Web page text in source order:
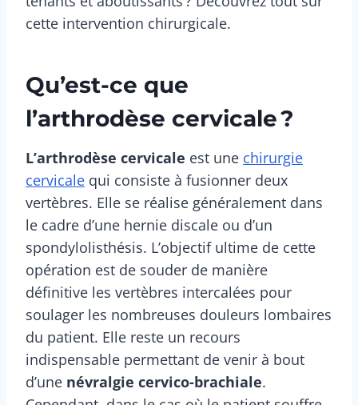
cette intervention chirurgicale.
Qu’est-ce que
l’arthrodèse cervicale ?
L’arthrodèse cervicale est une chirurgie
cervicale qui consiste à fusionner deux
vertèbres. Elle se réalise généralement dans
le cadre d’une hernie discale ou d’un
spondylolisthésis. L’objectif ultime de cette
opération est de souder de manière
définitive les vertèbres intercalées pour
soulager les nombreuses douleurs lombaires
du patient. Elle reste un recours
indispensable permettant de venir à bout
d’une névralgie cervico-brachiale.